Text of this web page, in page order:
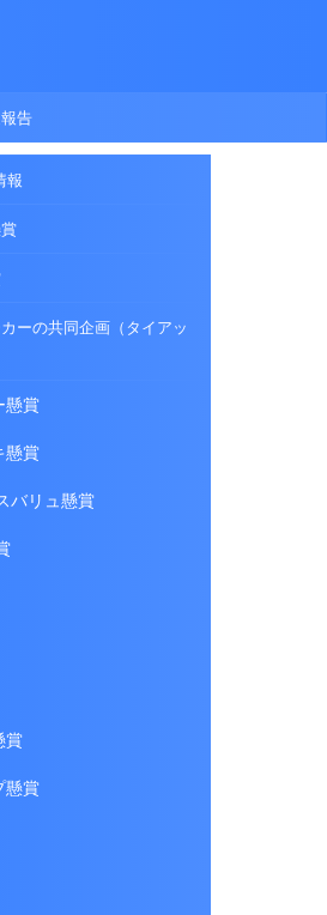
告
報
ーの共同企画（タイアッ
懸賞
懸賞
バリュ懸賞
賞
懸賞